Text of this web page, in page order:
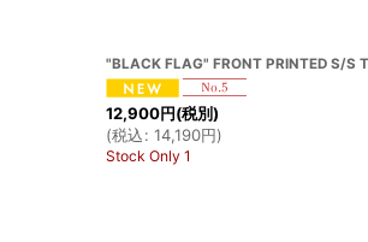
"BLACK FLAG" FRONT PRINTED S/S
12,900円(税別)
(税込: 14,190円)
Stock Only 1